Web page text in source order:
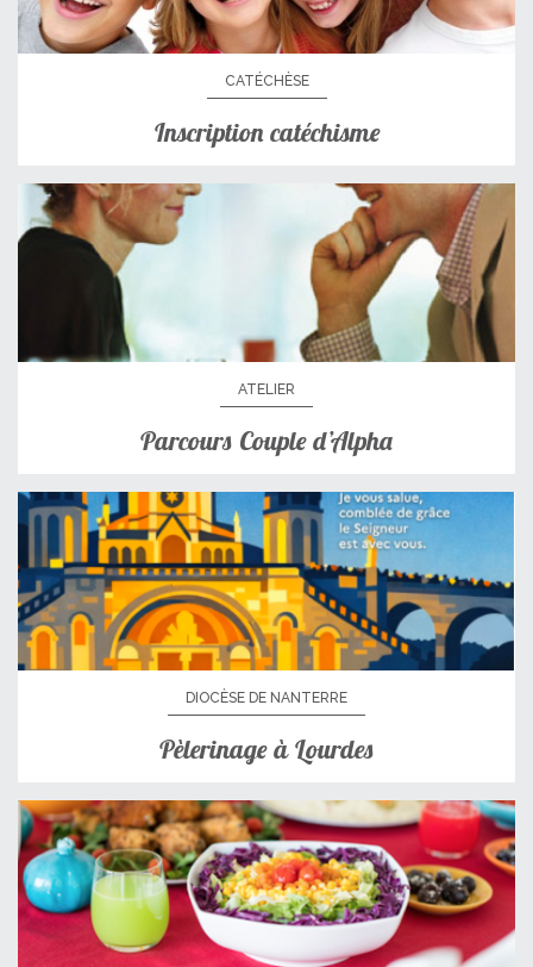
CATÉCHÈSE
Inscription catéchisme
ATELIER
Parcours Couple d’Alpha
DIOCÈSE DE NANTERRE
Pèlerinage à Lourdes